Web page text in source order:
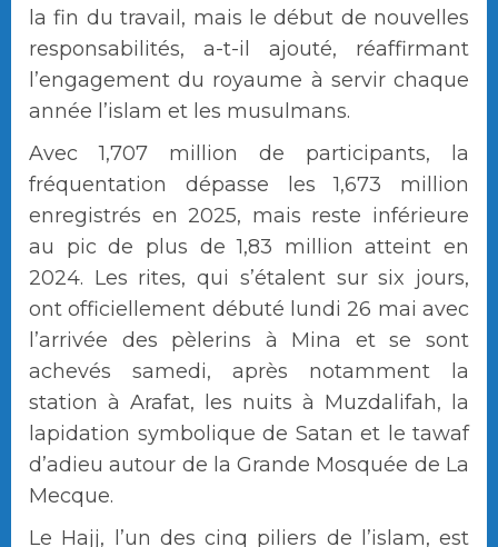
la fin du travail, mais le début de nouvelles
responsabilités, a-t-il ajouté, réaffirmant
l’engagement du royaume à servir chaque
année l’islam et les musulmans.
Avec 1,707 million de participants, la
fréquentation dépasse les 1,673 million
enregistrés en 2025, mais reste inférieure
au pic de plus de 1,83 million atteint en
2024. Les rites, qui s’étalent sur six jours,
ont officiellement débuté lundi 26 mai avec
l’arrivée des pèlerins à Mina et se sont
achevés samedi, après notamment la
station à Arafat, les nuits à Muzdalifah, la
lapidation symbolique de Satan et le tawaf
d’adieu autour de la Grande Mosquée de La
Mecque.
Le Hajj, l’un des cinq piliers de l’islam, est